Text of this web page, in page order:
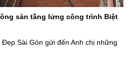
sàn tầng lửng công trình Biệt
Đẹp Sài Gòn gửi đến Anh chị những